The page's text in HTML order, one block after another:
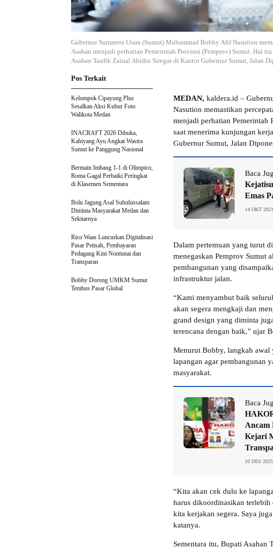
Gubernur Sumatera Utara (Sumut) Muhammad Bobby Afif Nasution
Asahan menjadi perhatian Pemerintah Provinsi (Pemprov) Sumut. Hal
Asahan Taufik Zainal Abidin Siregar di Kantor Gubernur Sumut, Jalan
MEDAN, kaldera.id –
Nasution memastikan
menjadi perhatian
saat menerima kunjungan
Gubernur Sumut, Jalan
Baca
Emas
14 OKT 2021
Dalam pertemuan yang turut
menegaskan Pemprov Sumut
pembangunan yang
infrastruktur jalan.
“Kami menyambut baik
akan segera mengkaji dan
grand design yang diminta
terencana dengan baik,” ujar
Menurut Bobby, langkah
lapangan agar pembangunan
masyarakat.
Baca
Ancam
Kejari
10 DES 2025
“Kita akan cek dulu ke
harus dikoordinasikan
kita kerjakan segera. Saya
katanya.
Sementara itu, Bupati
Pos Terkait
Kelompok Cipayung Plus
Sesalkan Aksi Kubur Foto
Walikota Medan
INACRAFT 2026 Dibuka,
Kahiyang Ayu Angkat Wastra
Sumut ke Panggung Nasional
Bermain Imbang 1-1 di Olimpico,
Roma Gagal Perbaiki Peringkat
di Klasemen Sementara
Bolu Jagung Asal Subulussalam
Diminta Masyarakat Medan dan
Sekitarnya
Rico Waas Luncurkan Digitalisasi
Pasar Petisah, Pembayaran
Pedagang Kini Nontunai dan
Transparan
Bobby Dorong UMKM Sumut
Tembus Pasar Global